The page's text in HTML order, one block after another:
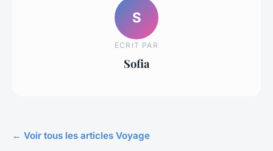
S
ECRIT PAR
Sofia
← Voir tous les articles Voyage